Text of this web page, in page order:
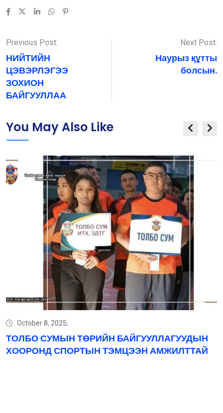
LinkedInWhatsapp
Pinterest
Previous Post:
НИЙТИЙН
ЦЭВЭРЛЭГЭЭ
ЗОХИОН
БАЙГУУЛЛАА
Next Post:
Наурыз құтты
болсын.
You May Also Like
October 8, 2025,
ТОЛБО СУМЫН ТӨРИЙН БАЙГУУЛЛАГУУДЫН
ХООРОНД СПОРТЫН ТЭМЦЭЭН АМЖИЛТТАЙ